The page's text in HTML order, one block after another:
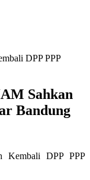
Sahkan
Bandung